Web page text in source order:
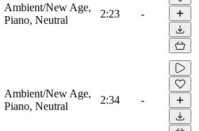
Ambient/New Age,
Piano, Neutral
2:23 -
Ambient/New Age,
Piano, Neutral
2:34 -